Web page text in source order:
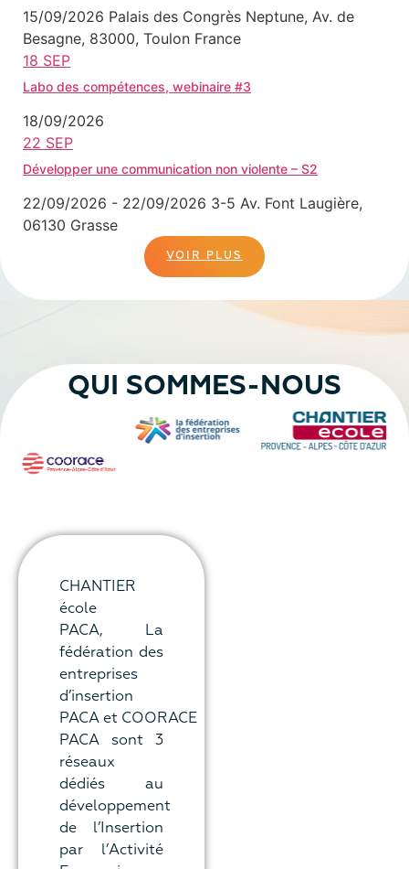
15/09/2026 Palais des Congrès Neptune, Av. de
Besagne, 83000, Toulon France
18 SEP
Labo des compétences, webinaire #3
18/09/2026
22 SEP
Développer une communication non violente – S2
22/09/2026 - 22/09/2026 3-5 Av. Font Laugière,
06130 Grasse
VOIR PLUS
QUI SOMMES-NOUS
CHANTIER
école
PACA, La
fédération des
entreprises
d’insertion
PACA et COORACE
PACA sont 3
réseaux
dédiés au
développement
de l’Insertion
par l’Activité